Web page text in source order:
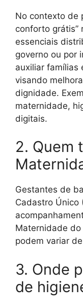
No contexto de
conforto grátis”
essenciais
governo ou por
auxiliar famílias
visando
dignidade.
maternidade,
digitais.
2. Quem
Gestantes de
Cadastro Único
Maternidade do
podem variar
3. Onde
de